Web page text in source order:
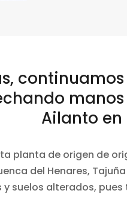
Ailanto en
planta de origen de
del Henares,
y suelos alterados,